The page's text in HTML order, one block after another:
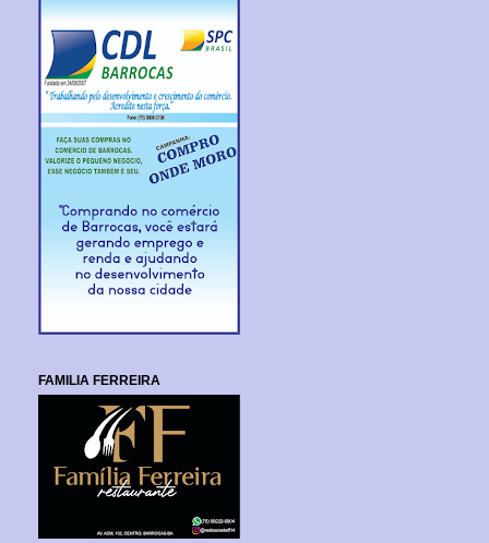
FAMILIA FERREIRA